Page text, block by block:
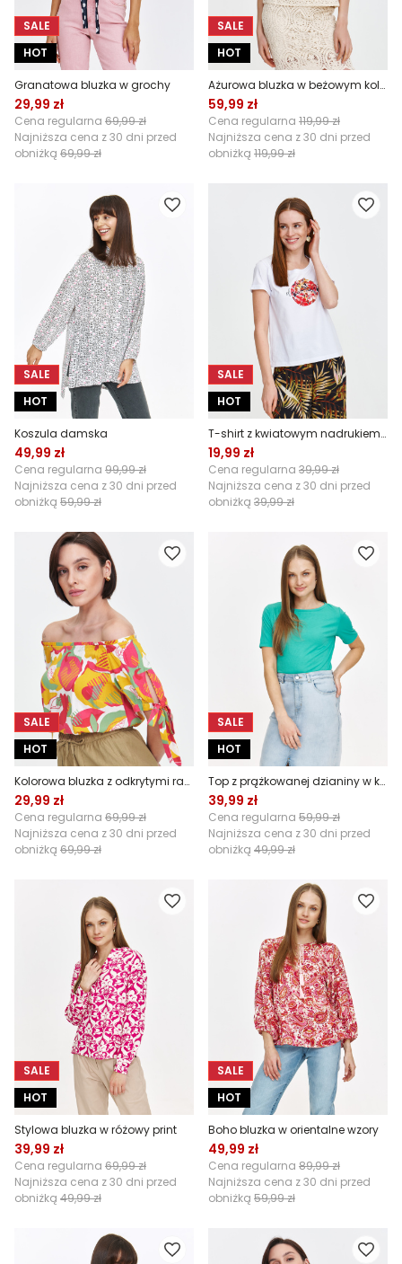
SALE
HOT
Granatowa bluzka w grochy
29,99 zł
Cena regularna 69,99 zł
Najniższa cena z 30 dni przed
obniżką 69,99 zł
SALE
HOT
Ażurowa bluzka w beżowym kolorze
59,99 zł
Cena regularna 119,99 zł
Najniższa cena z 30 dni przed
obniżką 119,99 zł
SALE
HOT
Koszula damska
49,99 zł
Cena regularna 99,99 zł
Najniższa cena z 30 dni przed
obniżką 59,99 zł
SALE
HOT
T-shirt z kwiatowym nadrukiem na środku
19,99 zł
Cena regularna 39,99 zł
Najniższa cena z 30 dni przed
obniżką 39,99 zł
SALE
HOT
Kolorowa bluzka z odkrytymi ramionami
29,99 zł
Cena regularna 69,99 zł
Najniższa cena z 30 dni przed
obniżką 69,99 zł
SALE
HOT
Top z prążkowanej dzianiny w kolorze turkusowym
39,99 zł
Cena regularna 59,99 zł
Najniższa cena z 30 dni przed
obniżką 49,99 zł
SALE
HOT
Stylowa bluzka w różowy print
39,99 zł
Cena regularna 69,99 zł
Najniższa cena z 30 dni przed
obniżką 49,99 zł
SALE
HOT
Boho bluzka w orientalne wzory
49,99 zł
Cena regularna 89,99 zł
Najniższa cena z 30 dni przed
obniżką 59,99 zł